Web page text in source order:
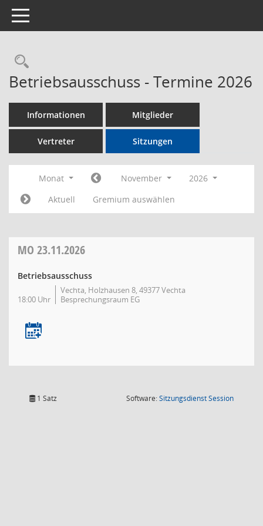
Toggle navigation
Rechercheauswahl
Betriebsausschuss - Termine 2026
Informationen Mitglieder
Vertreter Sitzungen
Monat November
2026
Aktuell
Gremium auswählen
MO 23.11.2026
Betriebsausschuss
18:00 Uhr
Vechta, Holzhausen 8, 49377 Vechta
Besprechungsraum EG
1 Satz Software:SitzungsdienstSession(Wird in